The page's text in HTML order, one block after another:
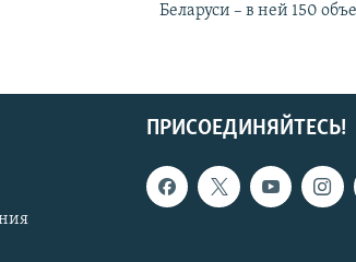
Беларуси – в ней 150
ПРИСОЕДИНЯЙТЕСЬ!